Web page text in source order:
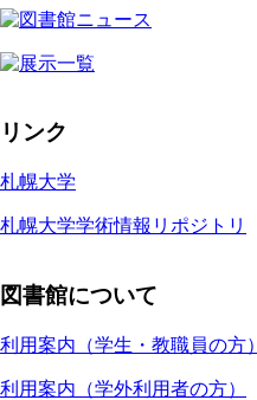
リンク
札幌大学
札幌大学学術情報リポジトリ
図書館について
利用案内（学生・教職員の方）
利用案内（学外利用者の方）